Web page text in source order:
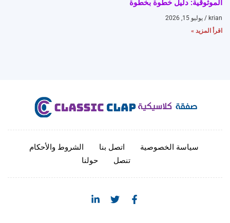
الموثوقية: دليل خطوة بخطوة
krian
يوليو 15, 2026
اقرأ المزيد »
سياسة الخصوصية اتصل بنا
الشروط والأحكام
تنصل
حولنا